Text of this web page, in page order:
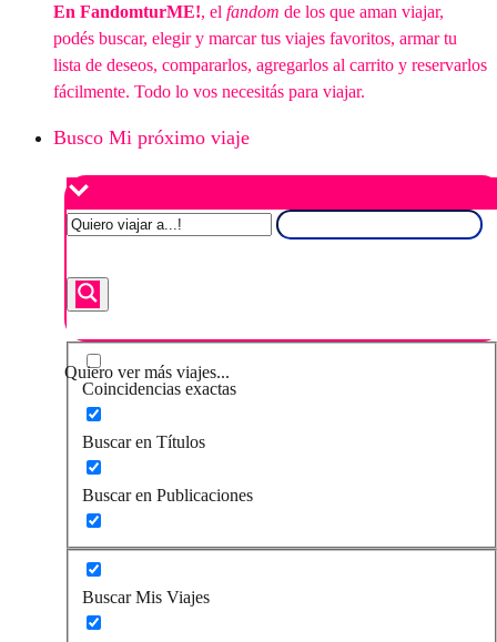
En FandomturME!, el fandom de los que aman viajar,
podés buscar, elegir y marcar tus viajes favoritos, armar tu
lista de deseos, compararlos, agregarlos al carrito y reservarlos
fácilmente. Todo lo vos necesitás para viajar.
Busco Mi próximo viaje
Quiero ver más viajes...
Coincidencias exactas
Buscar en Títulos
Buscar en Publicaciones
Buscar Mis Viajes